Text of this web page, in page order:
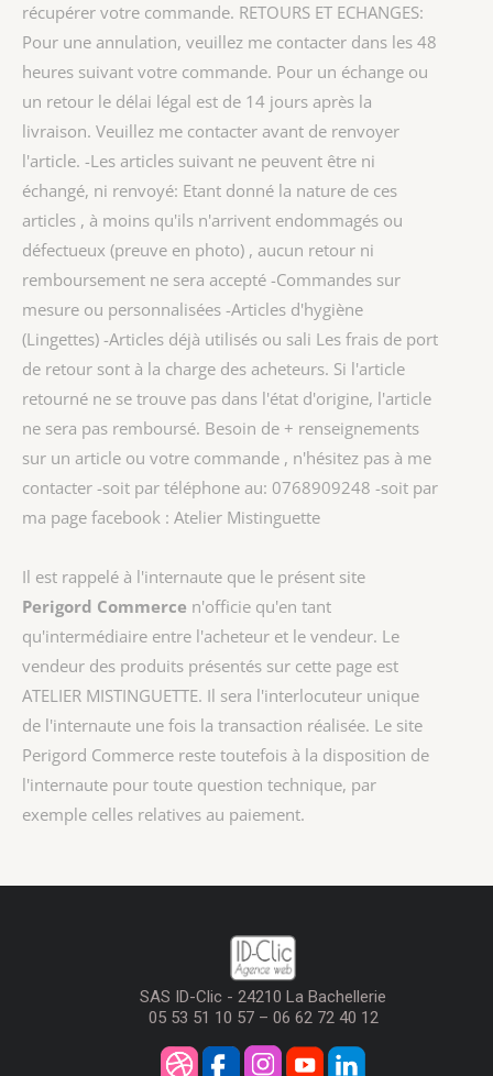
récupérer votre commande. RETOURS ET ECHANGES:
Pour une annulation, veuillez me contacter dans les 48
heures suivant votre commande. Pour un échange ou
un retour le délai légal est de 14 jours après la
livraison. Veuillez me contacter avant de renvoyer
l'article. -Les articles suivant ne peuvent être ni
échangé, ni renvoyé: Etant donné la nature de ces
articles , à moins qu'ils n'arrivent endommagés ou
défectueux (preuve en photo) , aucun retour ni
remboursement ne sera accepté -Commandes sur
mesure ou personnalisées -Articles d'hygiène
(Lingettes) -Articles déjà utilisés ou sali Les frais de port
de retour sont à la charge des acheteurs. Si l'article
retourné ne se trouve pas dans l'état d'origine, l'article
ne sera pas remboursé. Besoin de + renseignements
sur un article ou votre commande , n'hésitez pas à me
contacter -soit par téléphone au: 0768909248 -soit par
ma page facebook : Atelier Mistinguette
Il est rappelé à l'internaute que le présent site
Perigord Commerce n'officie qu'en tant
qu'intermédiaire entre l'acheteur et le vendeur. Le
vendeur des produits présentés sur cette page est
ATELIER MISTINGUETTE. Il sera l'interlocuteur unique
de l'internaute une fois la transaction réalisée. Le site
Perigord Commerce reste toutefois à la disposition de
l'internaute pour toute question technique, par
exemple celles relatives au paiement.
SAS ID-Clic - 24210 La Bachellerie
05 53 51 10 57 – 06 62 72 40 12